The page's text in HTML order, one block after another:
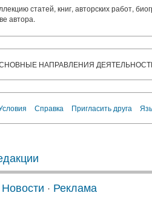
статей, книг, авторских работ,
автора.
НАПРАВЛЕНИЯ
Справка Пригласить друга
Новости · Реклама